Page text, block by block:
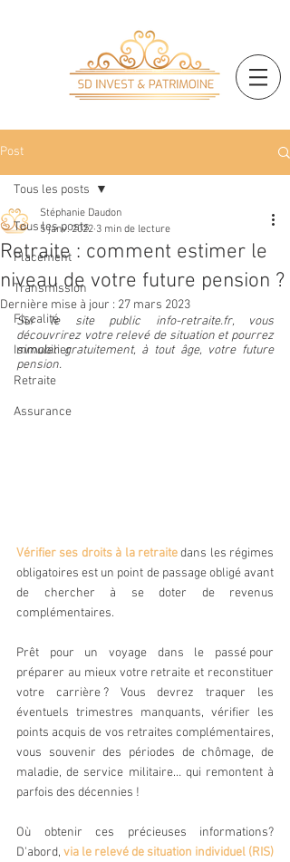
Post
Tous les posts
Placement
Transmission
Fiscalité
Immobilier
Retraite
Assurance
Tous les posts
Retraite : comment estimer le
niveau de votre future pension ?
Stéphanie Daudon
5 janv. 2022 3 min de lecture
Dernière mise à jour : 27 mars 2023
Sur le site public info-retraite.fr, vous
découvrirez votre relevé de situation et pourrez
simuler gratuitement, à tout âge, votre future
pension.
Vérifier ses droits à la retraite dans les régimes
obligatoires est un point de passage obligé avant
de chercher à se doter de revenus
complémentaires.
Prêt pour un voyage dans le passé pour
préparer au mieux votre retraite et reconstituer
votre carrière ? Vous devrez traquer les
éventuels trimestres manquants, vérifier les
points acquis de vos retraites complémentaires,
vous souvenir des périodes de chômage, de
maladie, de service militaire… qui remontent à
parfois des décennies !
Où obtenir ces précieuses informations?
D'abord,